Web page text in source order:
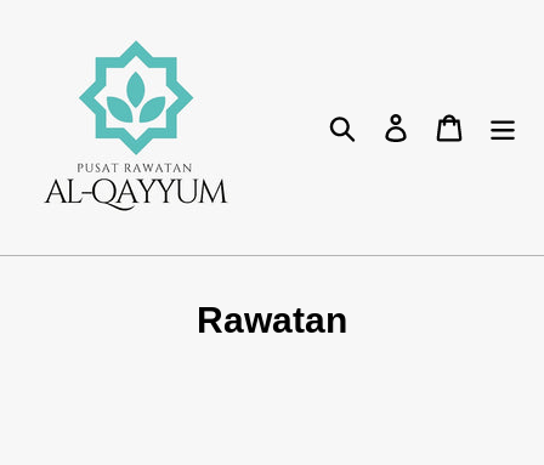
isikandungan
Cari
Log masuk
Bakul
Rawatan